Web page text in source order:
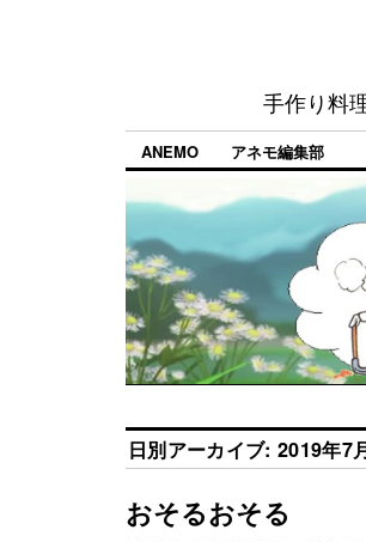
手作り料
ANEMO アネモ編集部
日別アーカイブ: 2019年7
おそるおそる